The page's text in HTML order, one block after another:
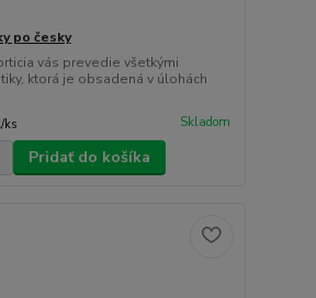
po česky
vás prevedie všetkými
ktorá je obsadená v úlohách
/ks Skladom
Pridať do košíka